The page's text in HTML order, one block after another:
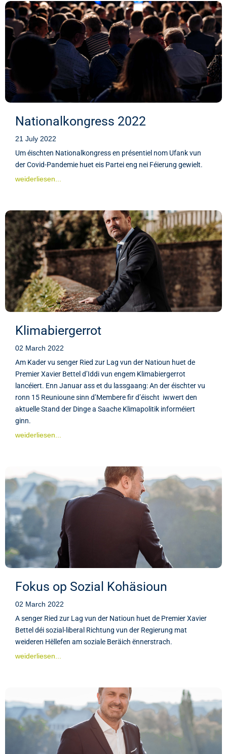
Nationalkongress 2022
21 July 2022
Um éischten Nationalkongress en présentiel nom Ufank vun
der Covid-Pandemie huet eis Partei eng nei Féierung gewielt.
weiderliesen...
Klimabiergerrot
02 March 2022
Am Kader vu senger Ried zur Lag vun der Natioun huet de
Premier Xavier Bettel d’Iddi vun engem Klimabiergerrot
lancéiert. Enn Januar ass et du lassgaang: An der éischter vu
ronn 15 Reunioune sinn d’Membere fir d’éischt iwwert den
aktuelle Stand der Dinge a Saache Klimapolitik informéiert
ginn.
weiderliesen...
Fokus op Sozial Kohäsioun
02 March 2022
A senger Ried zur Lag vun der Natioun huet de Premier Xavier
Bettel déi sozial-liberal Richtung vun der Regierung mat
weideren Hëllefen am soziale Beräich ënnerstrach.
weiderliesen...